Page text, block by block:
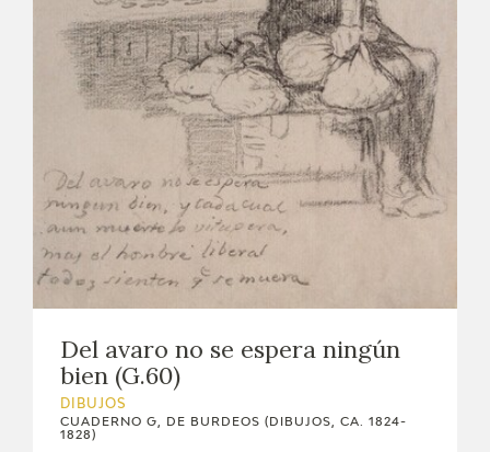
Del avaro no se espera ningún
bien (G.60)
DIBUJOS
CUADERNO G, DE BURDEOS (DIBUJOS, CA. 1824-
1828)